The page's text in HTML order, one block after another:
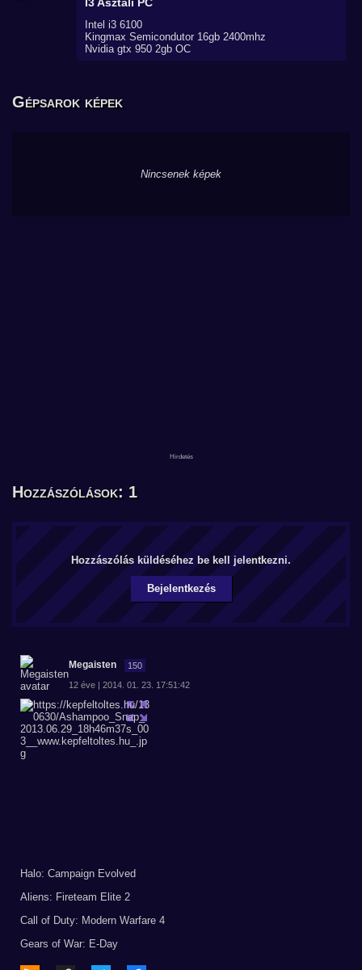
Intel i3 6100
Kingmax Semicondutor 16gb 2400mhz
Nvidia gtx 950 2gb OC
Gépsarok képek
Nincsenek képek
Hozzászólások: 1
Hozzászólás küldéséhez be kell jelentkezni.
Bejelentkezés
Megaisten 150
12 éve | 2014. 01. 23. 17:51:42
Halo: Campaign Evolved
Aliens: Fireteam Elite 2
Call of Duty: Modern Warfare 4
Gears of War: E-Day